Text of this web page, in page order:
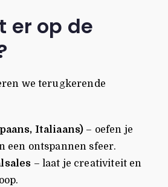
er op de
we terugkerende
Italiaans) – oefen je
een ontspannen sfeer.
– laat je creativiteit en